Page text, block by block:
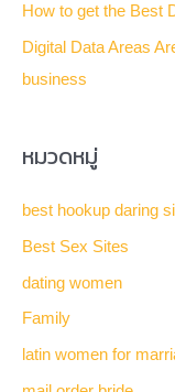
r
:
How to get the Best
Digital Data Areas
business
หมวดหมู่
best hookup daring
Best Sex Sites
dating women
Family
latin women for